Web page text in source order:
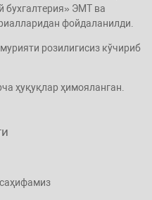
бухгалтерия» ЭМТ ва
фойдаланилди.
розилигисиз кўчириб
ҳуқуқлар ҳимояланган.